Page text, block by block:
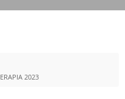
TÉRMINO
2023